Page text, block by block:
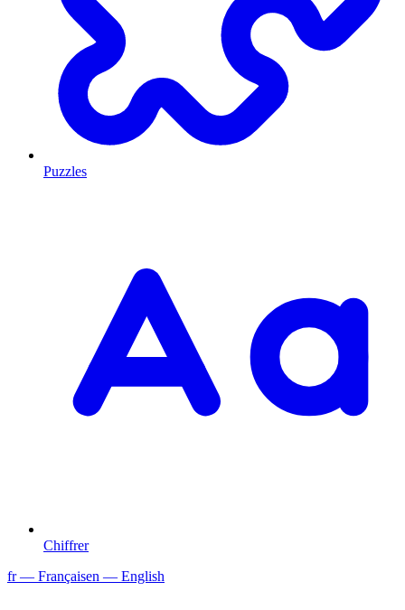
Puzzles
Chiffrer
fr— Françaisen — English